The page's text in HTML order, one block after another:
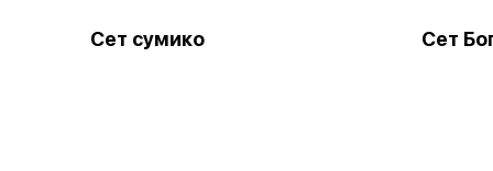
Сет сумико Сет